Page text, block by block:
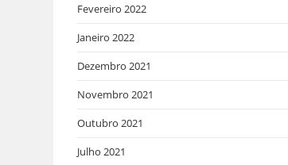
Fevereiro 2022
Janeiro 2022
Dezembro 2021
Novembro 2021
Outubro 2021
Julho 2021